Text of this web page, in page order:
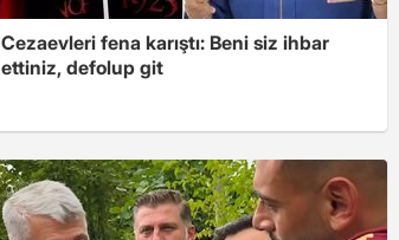
Cezaevleri fena karıştı: Beni siz ihbar
ettiniz, defolup git